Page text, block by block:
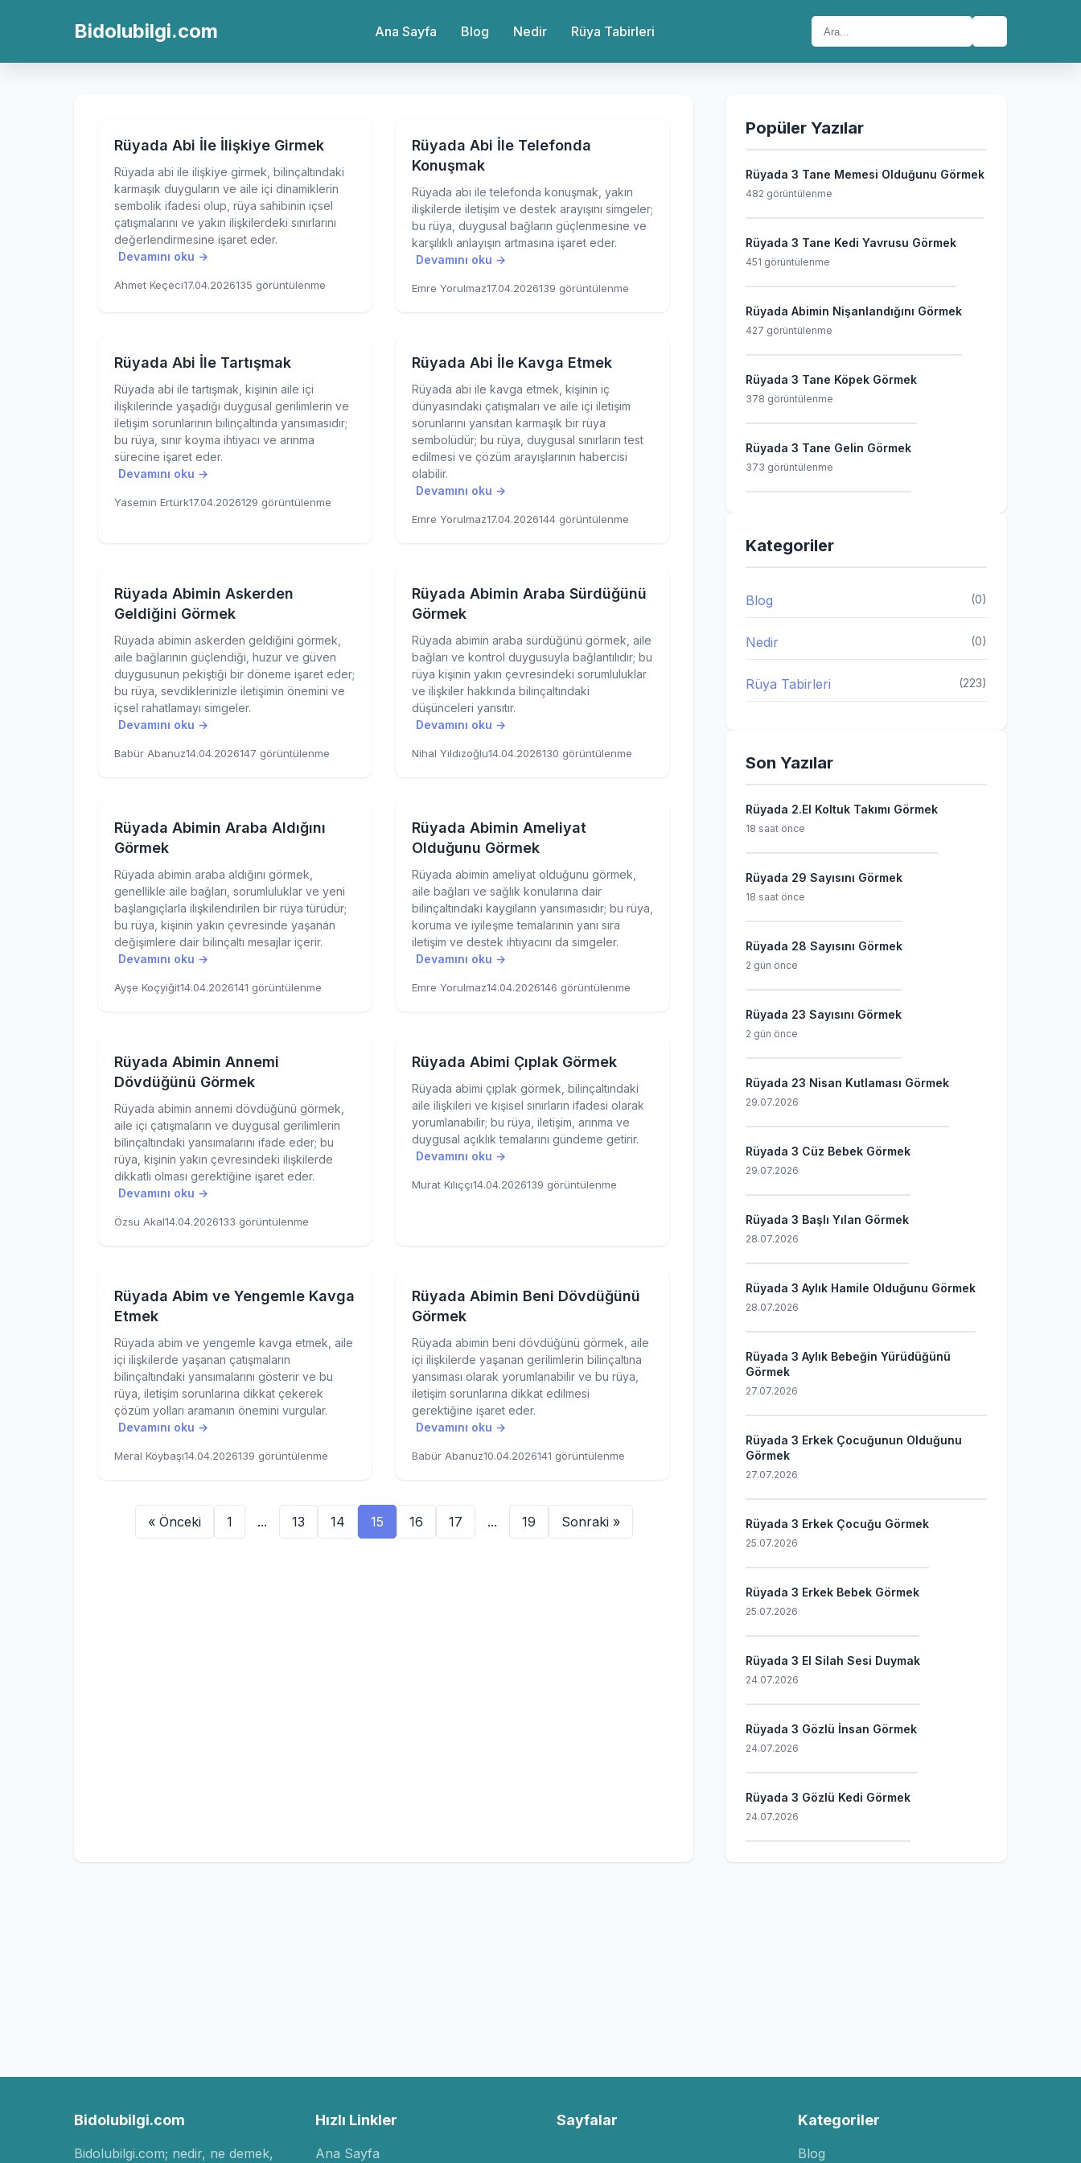
Bidolubilgi.com Ana Sayfa Blog Nedir Rüya Tabirleri
Rüyada Abi İle İlişkiye Girmek
Rüyada abi ile ilişkiye girmek, bilinçaltındaki
karmaşık duyguların ve aile içi dinamiklerin
sembolik ifadesi olup, rüya sahibinin içsel
çatışmalarını ve yakın ilişkilerdeki sınırlarını
değerlendirmesine işaret eder.
Devamını oku →
Ahmet Keçeci17.04.2026135 görüntülenme
Rüyada Abi İle Telefonda
Konuşmak
Rüyada abi ile telefonda konuşmak, yakın
ilişkilerde iletişim ve destek arayışını simgeler;
bu rüya, duygusal bağların güçlenmesine ve
karşılıklı anlayışın artmasına işaret eder.
Devamını oku →
Emre Yorulmaz17.04.2026139 görüntülenme
Rüyada Abi İle Tartışmak
Rüyada abi ile tartışmak, kişinin aile içi
ilişkilerinde yaşadığı duygusal gerilimlerin ve
iletişim sorunlarının bilinçaltında yansımasıdır;
bu rüya, sınır koyma ihtiyacı ve arınma
sürecine işaret eder.
Devamını oku →
Yasemin Ertürk17.04.2026129 görüntülenme
Rüyada Abi İle Kavga Etmek
Rüyada abi ile kavga etmek, kişinin iç
dünyasındaki çatışmaları ve aile içi iletişim
sorunlarını yansıtan karmaşık bir rüya
sembolüdür; bu rüya, duygusal sınırların test
edilmesi ve çözüm arayışlarının habercisi
olabilir.
Devamını oku →
Emre Yorulmaz17.04.2026144 görüntülenme
Rüyada Abimin Askerden
Geldiğini Görmek
Rüyada abimin askerden geldiğini görmek,
aile bağlarının güçlendiği, huzur ve güven
duygusunun pekiştiği bir döneme işaret eder;
bu rüya, sevdiklerinizle iletişimin önemini ve
içsel rahatlamayı simgeler.
Devamını oku →
Babür Abanuz14.04.2026147 görüntülenme
Rüyada Abimin Araba Sürdüğünü
Görmek
Rüyada abimin araba sürdüğünü görmek, aile
bağları ve kontrol duygusuyla bağlantılıdır; bu
rüya kişinin yakın çevresindeki sorumluluklar
ve ilişkiler hakkında bilinçaltındaki
düşünceleri yansıtır.
Devamını oku →
Nihal Yıldızoğlu14.04.2026130 görüntülenme
Rüyada Abimin Araba Aldığını
Görmek
Rüyada abimin araba aldığını görmek,
genellikle aile bağları, sorumluluklar ve yeni
başlangıçlarla ilişkilendirilen bir rüya türüdür;
bu rüya, kişinin yakın çevresinde yaşanan
değişimlere dair bilinçaltı mesajlar içerir.
Devamını oku →
Ayşe Koçyiğit14.04.2026141 görüntülenme
Rüyada Abimin Ameliyat
Olduğunu Görmek
Rüyada abimin ameliyat olduğunu görmek,
aile bağları ve sağlık konularına dair
bilinçaltındaki kaygıların yansımasıdır; bu rüya,
koruma ve iyileşme temalarının yanı sıra
iletişim ve destek ihtiyacını da simgeler.
Devamını oku →
Emre Yorulmaz14.04.2026146 görüntülenme
Rüyada Abimin Annemi
Dövdüğünü Görmek
Rüyada abimin annemi dövdüğünü görmek,
aile içi çatışmaların ve duygusal gerilimlerin
bilinçaltındaki yansımalarını ifade eder; bu
rüya, kişinin yakın çevresindeki ilişkilerde
dikkatli olması gerektiğine işaret eder.
Devamını oku →
Özsu Akal14.04.2026133 görüntülenme
Rüyada Abimi Çıplak Görmek
Rüyada abimi çıplak görmek, bilinçaltındaki
aile ilişkileri ve kişisel sınırların ifadesi olarak
yorumlanabilir; bu rüya, iletişim, arınma ve
duygusal açıklık temalarını gündeme getirir.
Devamını oku →
Murat Kılıççı14.04.2026139 görüntülenme
Rüyada Abim ve Yengemle Kavga
Etmek
Rüyada abim ve yengemle kavga etmek, aile
içi ilişkilerde yaşanan çatışmaların
bilinçaltındaki yansımalarını gösterir ve bu
rüya, iletişim sorunlarına dikkat çekerek
çözüm yolları aramanın önemini vurgular.
Devamını oku →
Meral Köybaşı14.04.2026139 görüntülenme
Rüyada Abimin Beni Dövdüğünü
Görmek
Rüyada abimin beni dövdüğünü görmek, aile
içi ilişkilerde yaşanan gerilimlerin bilinçaltına
yansıması olarak yorumlanabilir ve bu rüya,
iletişim sorunlarına dikkat edilmesi
gerektiğine işaret eder.
Devamını oku →
Babür Abanuz10.04.2026141 görüntülenme
« Önceki 1 ... 13 14 15 16 17 ... 19 Sonraki »
Popüler Yazılar
Rüyada 3 Tane Memesi Olduğunu Görmek
482 görüntülenme
Rüyada 3 Tane Kedi Yavrusu Görmek
451 görüntülenme
Rüyada Abimin Nişanlandığını Görmek
427 görüntülenme
Rüyada 3 Tane Köpek Görmek
378 görüntülenme
Rüyada 3 Tane Gelin Görmek
373 görüntülenme
Kategoriler
Blog (0)
Nedir (0)
Rüya Tabirleri (223)
Son Yazılar
Rüyada 2.El Koltuk Takımı Görmek
18 saat önce
Rüyada 29 Sayısını Görmek
18 saat önce
Rüyada 28 Sayısını Görmek
2 gün önce
Rüyada 23 Sayısını Görmek
2 gün önce
Rüyada 23 Nisan Kutlaması Görmek
29.07.2026
Rüyada 3 Cüz Bebek Görmek
29.07.2026
Rüyada 3 Başlı Yılan Görmek
28.07.2026
Rüyada 3 Aylık Hamile Olduğunu Görmek
28.07.2026
Rüyada 3 Aylık Bebeğin Yürüdüğünü
Görmek
27.07.2026
Rüyada 3 Erkek Çocuğunun Olduğunu
Görmek
27.07.2026
Rüyada 3 Erkek Çocuğu Görmek
25.07.2026
Rüyada 3 Erkek Bebek Görmek
25.07.2026
Rüyada 3 El Silah Sesi Duymak
24.07.2026
Rüyada 3 Gözlü İnsan Görmek
24.07.2026
Rüyada 3 Gözlü Kedi Görmek
24.07.2026
Bidolubilgi.com
Bidolubilgi.com; nedir, ne demek,
Hızlı Linkler
Ana Sayfa
Sayfalar Kategoriler
Blog